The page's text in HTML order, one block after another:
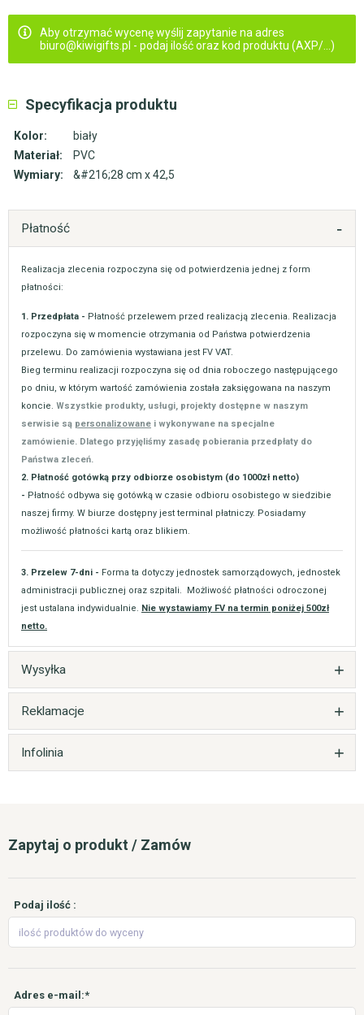
Aby otrzymać wycenę wyślij zapytanie na adres
biuro@kiwigifts.pl - podaj ilość oraz kod produktu (AXP/...)
Specyfikacja produktu
Kolor:
biały
Materiał:
PVC
Wymiary:
&#216;28 cm x 42,5
Płatność
Realizacja zlecenia rozpoczyna się od potwierdzenia jednej z form
płatności:
1. Przedpłata - Płatność przelewem przed realizacją zlecenia. Realizacja
rozpoczyna się w momencie otrzymania od Państwa potwierdzenia
przelewu. Do zamówienia wystawiana jest FV VAT.
Bieg terminu realizacji rozpoczyna się od dnia roboczego następującego
po dniu, w którym wartość zamówienia została zaksięgowana na naszym
koncie. Wszystkie produkty, usługi, projekty dostępne w naszym
serwisie są personalizowane i wykonywane na specjalne
zamówienie. Dlatego przyjęliśmy zasadę pobierania przedpłaty do
Państwa zleceń.
2. Płatność gotówką przy odbiorze osobistym (do 1000zł netto)
- Płatność odbywa się gotówką w czasie odbioru osobistego w siedzibie
naszej firmy. W biurze dostępny jest terminal płatniczy. Posiadamy
możliwość płatności kartą oraz blikiem.
3. Przelew 7-dni - Forma ta dotyczy jednostek samorządowych, jednostek
administracji publicznej oraz szpitali. Możliwość płatności odroczonej
jest ustalana indywidualnie. Nie wystawiamy FV na termin poniżej 500zł
netto.
Wysyłka
Reklamacje
Infolinia
Zapytaj o produkt / Zamów
Podaj ilość :
Adres e-mail:*